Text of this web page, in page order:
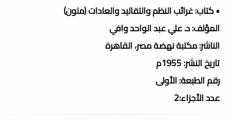
• كتاب: غرائب النظم والتقاليد والعادات (ملون)
المؤلف: د. علي عبد الواحد وافي
الناشر: مكتبة نهضة مصر، القاهرة
تاريخ النشر: 1955م
رقم الطبعة: الأولى
عدد الأجزاء:2